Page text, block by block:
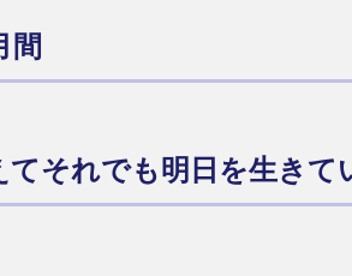
間
てそれでも明日を生きて